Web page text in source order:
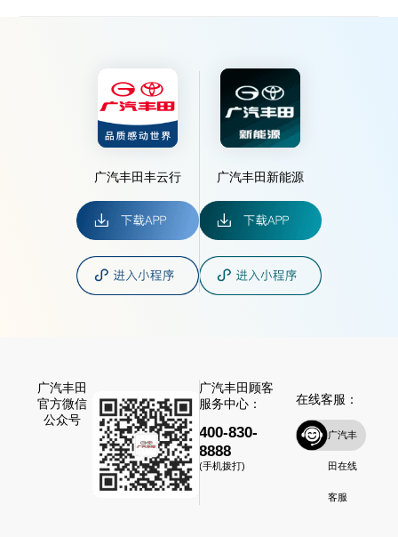
广汽丰田丰云行 广汽丰田新能源
广汽丰田
官方微信
公众号
广汽丰田顾客
服务中心：
400-830-
8888
(手机拨打)
在线客服：
广汽丰
田在线
客服